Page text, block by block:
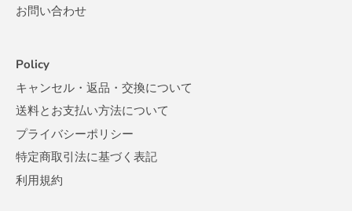
お問い合わせ
Policy
キャンセル・返品・交換について
送料とお支払い方法について
プライバシーポリシー
特定商取引法に基づく表記
利用規約